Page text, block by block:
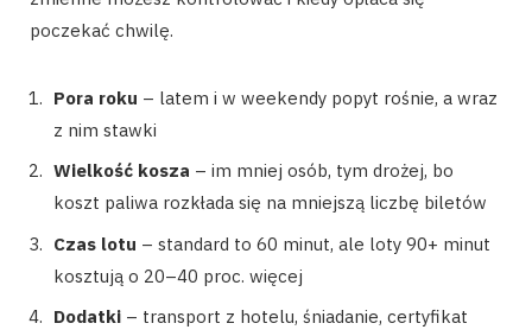
poczekać chwilę.
Pora roku – latem i w weekendy popyt rośnie, a wraz
z nim stawki
Wielkość kosza – im mniej osób, tym drożej, bo
koszt paliwa rozkłada się na mniejszą liczbę biletów
Czas lotu – standard to 60 minut, ale loty 90+ minut
kosztują o 20–40 proc. więcej
Dodatki – transport z hotelu, śniadanie, certyfikat